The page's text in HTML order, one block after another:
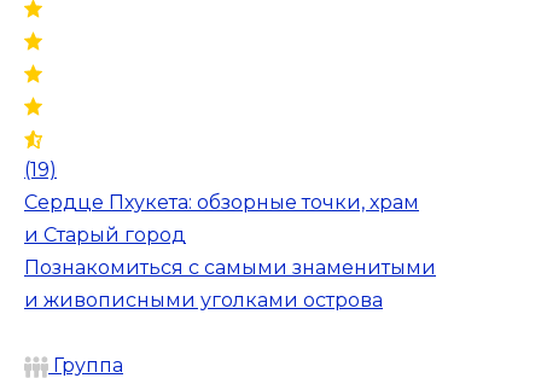
(19)
Сердце Пхукета: обзорные точки, храм
и Cтарый город
Познакомиться с самыми знаменитыми
и живописными уголками острова
Группа